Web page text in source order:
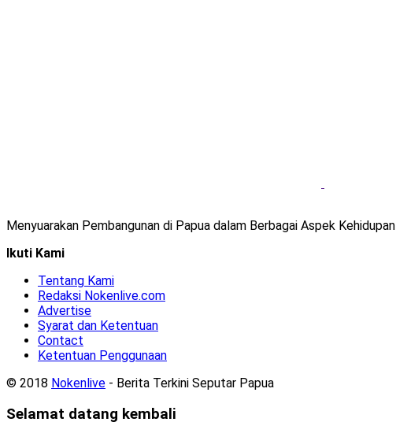
Menyuarakan Pembangunan di Papua dalam Berbagai Aspek Kehidupan
Ikuti Kami
Tentang Kami
Redaksi Nokenlive.com
Advertise
Syarat dan Ketentuan
Contact
Ketentuan Penggunaan
© 2018 Nokenlive - Berita Terkini Seputar Papua
Selamat datang kembali